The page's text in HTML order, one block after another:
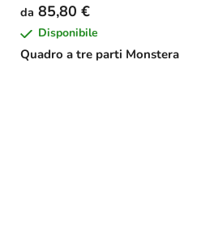
Quadro a tre parti Monstera
da 85,80 €
Disponibile